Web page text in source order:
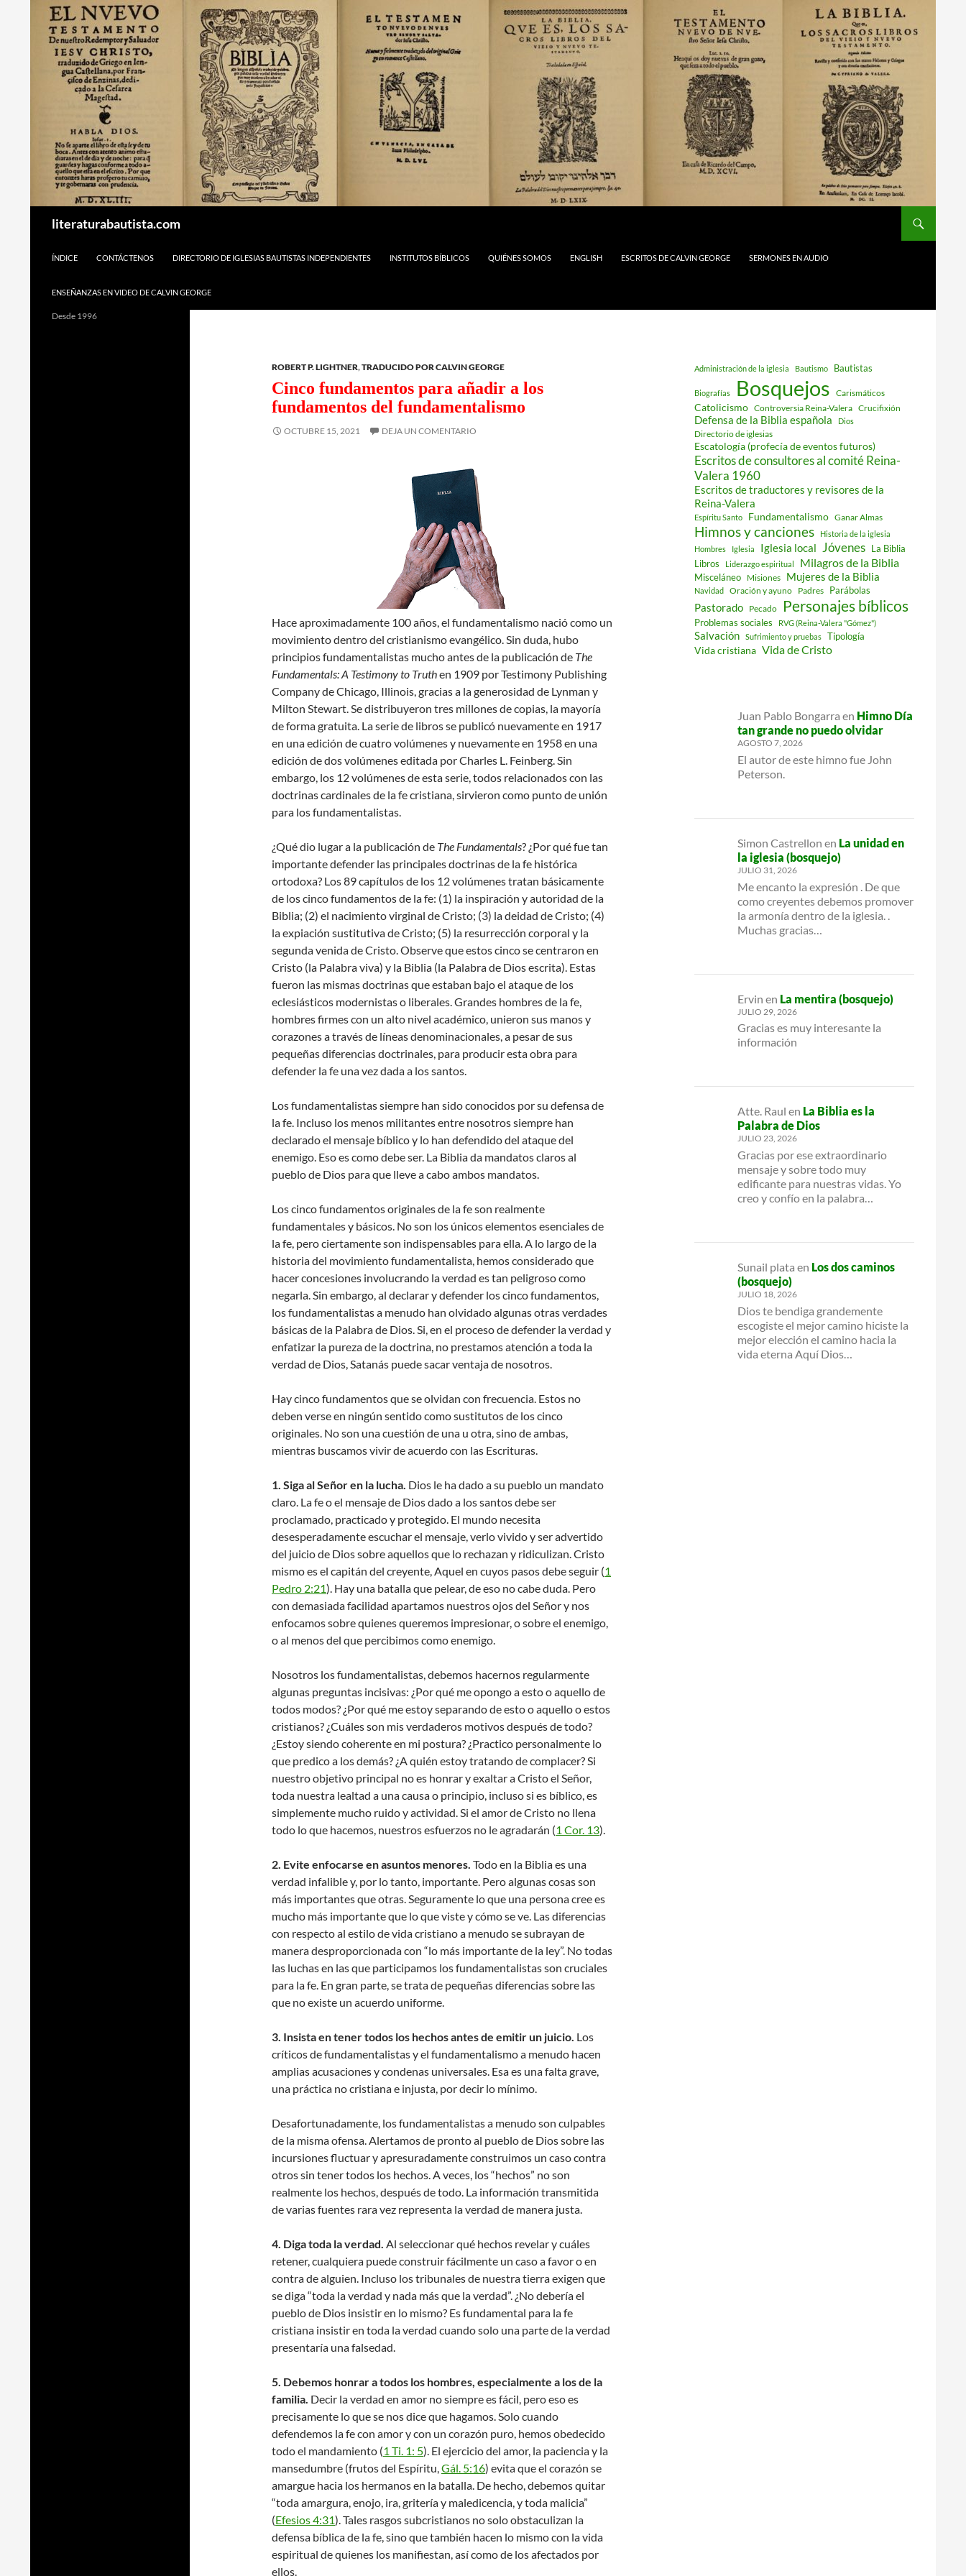
literaturabautista.com
ÍNDICE
CONTÁCTENOS DIRECTORIO DE IGLESIAS BAUTISTAS INDEPENDIENTES INSTITUTOS BÍBLICOS QUIÉNES SOMOS ENGLISH ESCRITOS DE CALVIN GEORGE SERMONES EN AUDIO
ENSEÑANZAS EN VIDEO DE CALVIN GEORGE
ROBERT P. LIGHTNER,TRADUCIDO POR CALVIN GEORGE
Cinco fundamentos para añadir a los
fundamentos del fundamentalismo
OCTUBRE 15, 2021 DEJA UN COMENTARIO
Hace aproximadamente 100 años, el fundamentalismo nació como un
movimiento dentro del cristianismo evangélico. Sin duda, hubo
principios fundamentalistas mucho antes de la publicación de The
Fundamentals: A Testimony to Truthen 1909 por Testimony Publishing
Company de Chicago, Illinois, gracias a la generosidad de Lynman y
Milton Stewart. Se distribuyeron tres millones de copias, la mayoría
de forma gratuita. La serie de libros se publicó nuevamente en 1917
en una edición de cuatro volúmenes y nuevamente en 1958 en una
edición de dos volúmenes editada por Charles L. Feinberg. Sin
embargo, los 12 volúmenes de esta serie, todos relacionados con las
doctrinas cardinales de la fe cristiana, sirvieron como punto de unión
para los fundamentalistas.
¿Qué dio lugar a la publicación de The Fundamentals? ¿Por qué fue tan
importante defender las principales doctrinas de la fe histórica
ortodoxa? Los 89 capítulos de los 12 volúmenes tratan básicamente
de los cinco fundamentos de la fe: (1) la inspiración y autoridad de la
Biblia; (2) el nacimiento virginal de Cristo; (3) la deidad de Cristo; (4)
la expiación sustitutiva de Cristo; (5) la resurrección corporal y la
segunda venida de Cristo. Observe que estos cinco se centraron en
Cristo (la Palabra viva) y la Biblia (la Palabra de Dios escrita). Estas
fueron las mismas doctrinas que estaban bajo el ataque de los
eclesiásticos modernistas o liberales. Grandes hombres de la fe,
hombres firmes con un alto nivel académico, unieron sus manos y
corazones a través de líneas denominacionales, a pesar de sus
pequeñas diferencias doctrinales, para producir esta obra para
defender la fe una vez dada a los santos.
Los fundamentalistas siempre han sido conocidos por su defensa de
la fe. Incluso los menos militantes entre nosotros siempre han
declarado el mensaje bíblico y lo han defendido del ataque del
enemigo. Eso es como debe ser. La Biblia da mandatos claros al
pueblo de Dios para que lleve a cabo ambos mandatos.
Los cinco fundamentos originales de la fe son realmente
fundamentales y básicos. No son los únicos elementos esenciales de
la fe, pero ciertamente son indispensables para ella. A lo largo de la
historia del movimiento fundamentalista, hemos considerado que
hacer concesiones involucrando la verdad es tan peligroso como
negarla. Sin embargo, al declarar y defender los cinco fundamentos,
los fundamentalistas a menudo han olvidado algunas otras verdades
básicas de la Palabra de Dios. Si, en el proceso de defender la verdad y
enfatizar la pureza de la doctrina, no prestamos atención a toda la
verdad de Dios, Satanás puede sacar ventaja de nosotros.
Hay cinco fundamentos que se olvidan con frecuencia. Estos no
deben verse en ningún sentido como sustitutos de los cinco
originales. No son una cuestión de una u otra, sino de ambas,
mientras buscamos vivir de acuerdo con las Escrituras.
1. Siga al Señor en la lucha. Dios le ha dado a su pueblo un mandato
claro. La fe o el mensaje de Dios dado a los santos debe ser
proclamado, practicado y protegido. El mundo necesita
desesperadamente escuchar el mensaje, verlo vivido y ser advertido
del juicio de Dios sobre aquellos que lo rechazan y ridiculizan. Cristo
mismo es el capitán del creyente, Aquel en cuyos pasos debe seguir (1
Pedro 2:21). Hay una batalla que pelear, de eso no cabe duda. Pero
con demasiada facilidad apartamos nuestros ojos del Señor y nos
enfocamos sobre quienes queremos impresionar, o sobre el enemigo,
o al menos del que percibimos como enemigo.
Nosotros los fundamentalistas, debemos hacernos regularmente
algunas preguntas incisivas: ¿Por qué me opongo a esto o aquello de
todos modos? ¿Por qué me estoy separando de esto o aquello o estos
cristianos? ¿Cuáles son mis verdaderos motivos después de todo?
¿Estoy siendo coherente en mi postura? ¿Practico personalmente lo
que predico a los demás? ¿A quién estoy tratando de complacer? Si
nuestro objetivo principal no es honrar y exaltar a Cristo el Señor,
toda nuestra lealtad a una causa o principio, incluso si es bíblico, es
simplemente mucho ruido y actividad. Si el amor de Cristo no llena
todo lo que hacemos, nuestros esfuerzos no le agradarán (1 Cor. 13).
2. Evite enfocarse en asuntos menores. Todo en la Biblia es una
verdad infalible y, por lo tanto, importante. Pero algunas cosas son
más importantes que otras. Seguramente lo que una persona cree es
mucho más importante que lo que viste y cómo se ve. Las diferencias
con respecto al estilo de vida cristiano a menudo se subrayan de
manera desproporcionada con “lo más importante de la ley”. No todas
las luchas en las que participamos los fundamentalistas son cruciales
para la fe. En gran parte, se trata de pequeñas diferencias sobre las
que no existe un acuerdo uniforme.
3. Insista en tener todos los hechos antes de emitir un juicio. Los
críticos de fundamentalistas y el fundamentalismo a menudo hacen
amplias acusaciones y condenas universales. Esa es una falta grave,
una práctica no cristiana e injusta, por decir lo mínimo.
Desafortunadamente, los fundamentalistas a menudo son culpables
de la misma ofensa. Alertamos de pronto al pueblo de Dios sobre las
incursiones fluctuar y apresuradamente construimos un caso contra
otros sin tener todos los hechos. A veces, los “hechos” no son
realmente los hechos, después de todo. La información transmitida
de varias fuentes rara vez representa la verdad de manera justa.
4. Diga toda la verdad. Al seleccionar qué hechos revelar y cuáles
retener, cualquiera puede construir fácilmente un caso a favor o en
contra de alguien. Incluso los tribunales de nuestra tierra exigen que
se diga “toda la verdad y nada más que la verdad”. ¿No debería el
pueblo de Dios insistir en lo mismo? Es fundamental para la fe
cristiana insistir en toda la verdad cuando solo una parte de la verdad
presentaría una falsedad.
5. Debemos honrar a todos los hombres, especialmente a los de la
familia. Decir la verdad en amor no siempre es fácil, pero eso es
precisamente lo que se nos dice que hagamos. Solo cuando
defendemos la fe con amor y con un corazón puro, hemos obedecido
todo el mandamiento (1 Ti. 1: 5). El ejercicio del amor, la paciencia y la
mansedumbre (frutos del Espíritu,Gál. 5:16) evita que el corazón se
amargue hacia los hermanos en la batalla. De hecho, debemos quitar
“toda amargura, enojo, ira, gritería y maledicencia, y toda malicia”
(Efesios 4:31). Tales rasgos subcristianos no solo obstaculizan la
defensa bíblica de la fe, sino que también hacen lo mismo con la vida
espiritual de quienes los manifiestan, así como de los afectados por
ellos.
Administración de la iglesia Bautismo Bautistas
Biografías Bosquejos Carismáticos
Catolicismo Controversia Reina-Valera Crucifixión
Defensa de la Biblia española Dios
Directorio de iglesias
Escatología (profecía de eventos futuros)
Escritos de consultores al comité Reina-
Valera 1960
Escritos de traductores y revisores de la
Reina-Valera
Espíritu Santo Fundamentalismo Ganar Almas
Himnos y canciones
Historia de la iglesia
Hombres
Iglesia Iglesia local Jóvenes La Biblia
Libros Liderazgo espiritual Milagros de la Biblia
Misceláneo Misiones Mujeres de la Biblia
Navidad Oración y ayuno Padres Parábolas
Pastorado Pecado Personajes bíblicos
Problemas sociales RVG (Reina-Valera "Gómez")
Salvación Sufrimiento y pruebas Tipología
Vida cristiana Vida de Cristo
Juan Pablo Bongarra en Himno Día
tan grande no puedo olvidar
AGOSTO 7, 2026
El autor de este himno fue John
Peterson.
Simon Castrellon en La unidad en
la iglesia (bosquejo)
JULIO 31, 2026
Me encanto la expresión . De que
como creyentes debemos promover
la armonía dentro de la iglesia. .
Muchas gracias…
Ervin en La mentira (bosquejo)
JULIO 29, 2026
Gracias es muy interesante la
información
Atte. Raul en La Biblia es la
Palabra de Dios
JULIO 23, 2026
Gracias por ese extraordinario
mensaje y sobre todo muy
edificante para nuestras vidas. Yo
creo y confío en la palabra…
Sunail plata en Los dos caminos
(bosquejo)
JULIO 18, 2026
Dios te bendiga grandemente
escogiste el mejor camino hiciste la
mejor elección el camino hacia la
vida eterna Aquí Dios…
Desde 1996